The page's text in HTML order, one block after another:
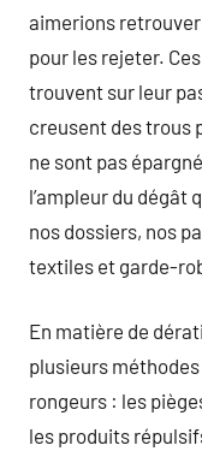
aimerions
pour les rejeter.
trouvent sur leur
creusent des trous
ne sont pas
l’ampleur du dégât
nos dossiers, nos
textiles et garde-
En matière de
plusieurs
rongeurs : les
les produits